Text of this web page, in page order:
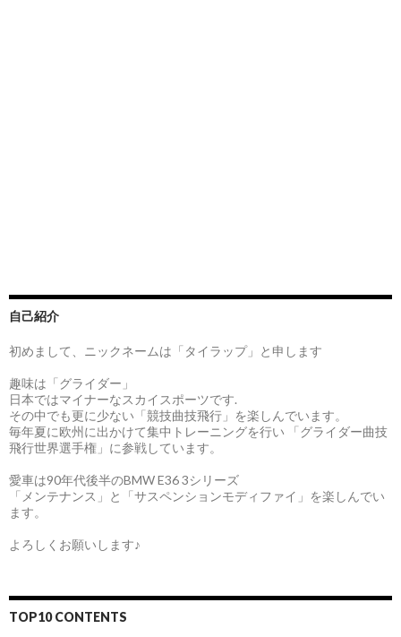
自己紹介
初めまして、ニックネームは「タイラップ」と申します
趣味は「グライダー」
日本ではマイナーなスカイスポーツです.
その中でも更に少ない「競技曲技飛行」を楽しんでいます。
毎年夏に欧州に出かけて集中トレーニングを行い 「グライダー曲技
飛行世界選手権」に参戦しています。
愛車は90年代後半のBMW E36 3シリーズ
「メンテナンス」と「サスペンションモディファイ」を楽しんでい
ます。
よろしくお願いします♪
TOP10 CONTENTS